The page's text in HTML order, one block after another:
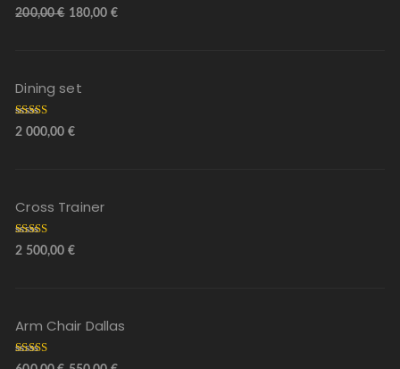
Arvostelu
tuotteesta:
200,00€ 180,00 €
Dining set
Arvostelu
tuotteesta:
2 000,00 €
Cross Trainer
Arvostelu
tuotteesta:
2 500,00 €
Arm Chair Dallas
Arvostelu